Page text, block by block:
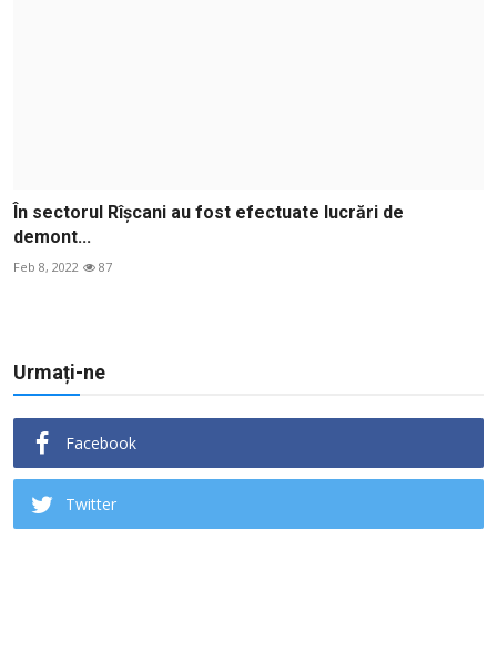
În sectorul Rîșcani au fost efectuate lucrări de
demont...
Feb 8, 2022 87
Urmați-ne
Facebook
Twitter